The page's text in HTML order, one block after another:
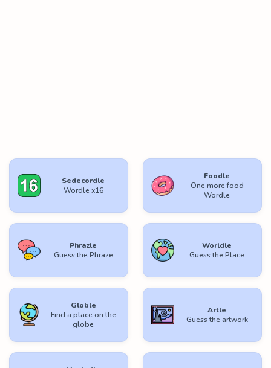
Sedecordle
Wordle x16
Foodle
One more food
Wordle
Phrazle
Guess the Phraze
Worldle
Guess the Place
Globle
Find a place on the
globe
Artle
Guess the artwork